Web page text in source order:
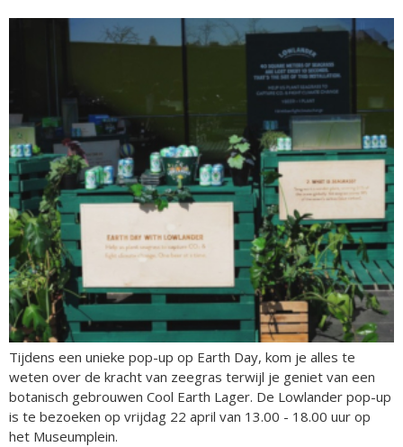
Tijdens een unieke pop-up op Earth Day, kom je alles te
weten over de kracht van zeegras terwijl je geniet van een
botanisch gebrouwen Cool Earth Lager. De Lowlander pop-up
is te bezoeken op vrijdag 22 april van 13.00 - 18.00 uur op
het Museumplein.